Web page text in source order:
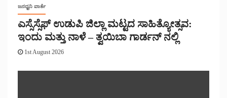
ಜನಧ್ವನಿ ವಾರ್ತೆ
ಎಸ್ಸೆಸ್ಸೆಫ್ ಉಡುಪಿ ಜಿಲ್ಲಾ ಮಟ್ಟದ ಸಾಹಿತ್ಯೋತ್ಸವ:
ಇಂದು ಮತ್ತು ನಾಳೆ – ತ್ವಯಿಬಾ ಗಾರ್ಡನ್ ನಲ್ಲಿ
1st August 2026